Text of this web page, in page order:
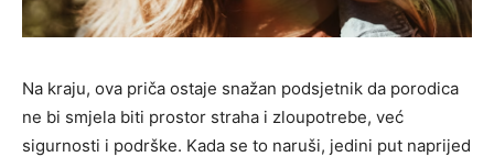
Na kraju, ova priča ostaje snažan podsjetnik da porodica
ne bi smjela biti prostor straha i zloupotrebe, već
sigurnosti i podrške. Kada se to naruši, jedini put naprijed